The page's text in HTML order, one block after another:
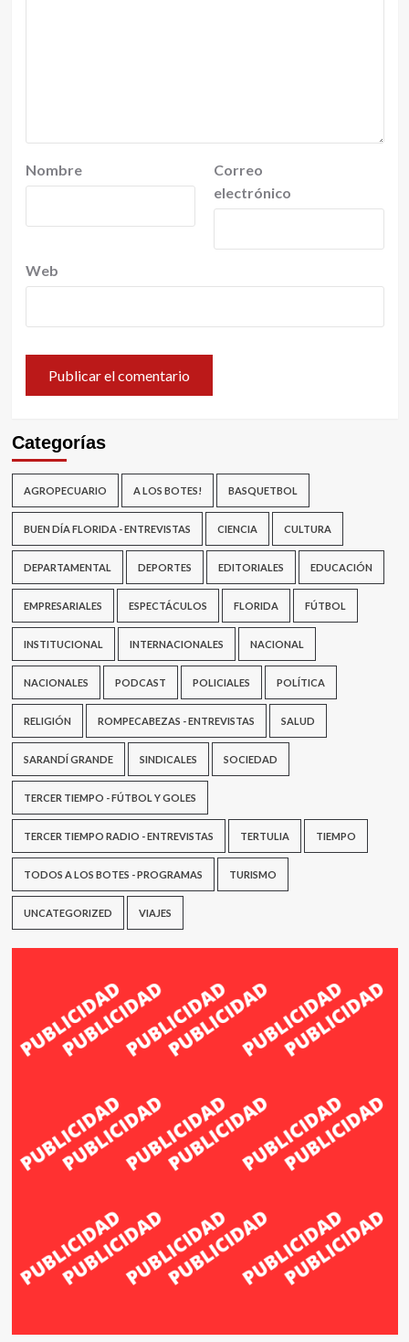
Nombre
Correo
electrónico
Web
Categorías
AGROPECUARIO A LOS BOTES! BASQUETBOL
BUEN DÍA FLORIDA - ENTREVISTAS CIENCIA CULTURA
DEPARTAMENTAL DEPORTES EDITORIALES EDUCACIÓN
EMPRESARIALES ESPECTÁCULOS FLORIDA FÚTBOL
INSTITUCIONAL INTERNACIONALES NACIONAL
NACIONALES PODCAST POLICIALES POLÍTICA
RELIGIÓN ROMPECABEZAS - ENTREVISTAS SALUD
SARANDÍ GRANDE SINDICALES SOCIEDAD
TERCER TIEMPO - FÚTBOL Y GOLES
TERCER TIEMPO RADIO - ENTREVISTAS TERTULIA TIEMPO
TODOS A LOS BOTES - PROGRAMAS TURISMO
UNCATEGORIZED VIAJES